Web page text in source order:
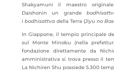
Shakyamuni il maestro
Daishonin un grande
i bodhisattvadella Terra (Jiyu no
In Giappone, il tempio principale
sul Monte Minobu (nella
fondazione direttamente da
amministrativa si trova presso il
La Nichiren Shu possiede 5.300